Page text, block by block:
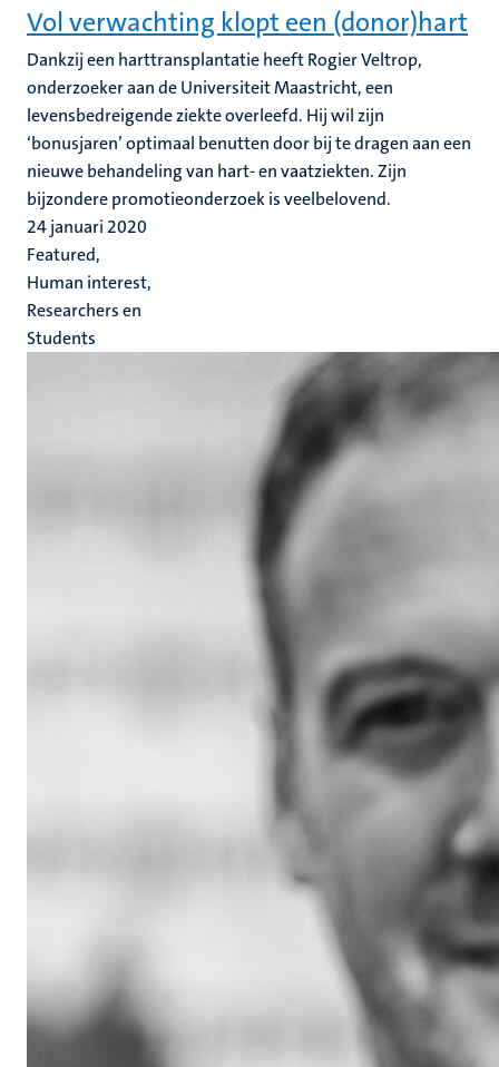
Vol verwachting klopt een (donor)hart
Dankzij een harttransplantatie heeft Rogier Veltrop,
onderzoeker aan de Universiteit Maastricht, een
levensbedreigende ziekte overleefd. Hij wil zijn
‘bonusjaren’ optimaal benutten door bij te dragen aan een
nieuwe behandeling van hart- en vaatziekten. Zijn
bijzondere promotieonderzoek is veelbelovend.
24 januari 2020
Featured,
Human interest,
Researchers en
Students